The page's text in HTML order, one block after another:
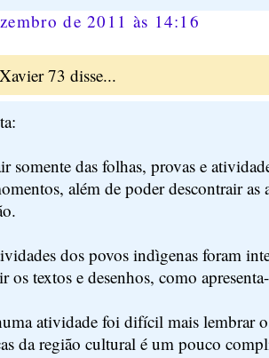
de 2011 às 14:16
73 disse...
somente das folhas, provas e
além de poder descontrair as
dos povos indìgenas foram
os textos e desenhos, como
atividade foi difícil mais lembrar
da região cultural é um pouco